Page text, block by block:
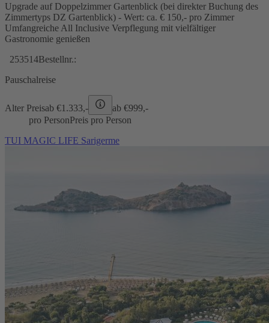
Upgrade auf Doppelzimmer Gartenblick (bei direkter Buchung des
Zimmertyps DZ Gartenblick) - Wert: ca. € 150,- pro Zimmer
Umfangreiche All Inclusive Verpflegung mit vielfältiger
Gastronomie genießen
253514Bestellnr.:
Pauschalreise
Alter Preisab €1.333,- ab €999,-
pro PersonPreis pro Person
TUI MAGIC LIFE Sarigerme